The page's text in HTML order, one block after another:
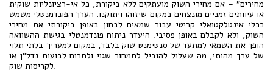
מחירים" – אם מחירי השוק מועתקים ללא ביקורת, כל אי-רציונליות שוקית
או עיוותים זמניים מונצחים במקום שיזוהו ויתוקנו. הערך הפונדמנטלי משמש
ככלי אינטלקטואלי קריטי עבור שמאים לבחון באופן ביקורתי את מחירי
השוק, ולא לקבלם באופן פסיבי. היעדר ניתוח פונדמנטלי בגישת ההשוואה
הופך את השמאי למתעד של סנטימנט שוק בלבד, במקום למעריך בלתי תלוי
של ערך מהותי, מה שעלול להוביל לתמחור שגוי ולתרום לבועות נדל"ן או
לקריסות שוק.